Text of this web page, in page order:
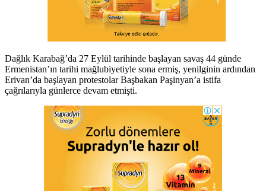
Dağlık Karabağ’da 27 Eylül tarihinde başlayan savaş 44 günde
Ermenistan’ın tarihi mağlubiyetiyle sona ermiş, yenilginin ardından
Erivan’da başlayan protestolar Başbakan Paşinyan’a istifa
çağrılarıyla günlerce devam etmişti.